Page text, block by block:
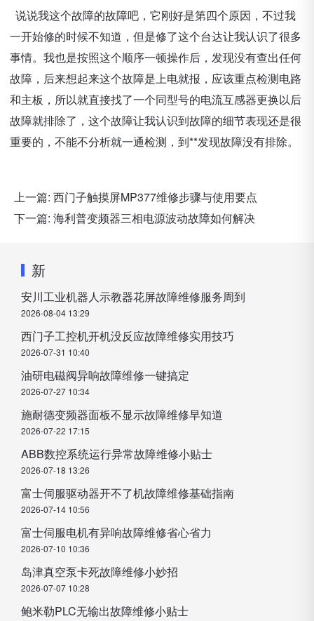
说说我这个故障的故障吧，它刚好是第四个原因，不过我
一开始修的时候不知道，但是修了这个台达让我认识了很多
事情。我也是按照这个顺序一顿操作后，发现没有查出任何
故障，后来想起来这个故障是上电就报，应该重点检测电路
和主板，所以就直接找了一个同型号的电流互感器更换以后
故障就排除了，这个故障让我认识到故障的细节表现还是很
重要的，不能不分析就一通检测，到**发现故障没有排除。
上一篇: 西门子触摸屏MP377维修步骤与使用要点
下一篇: 海利普变频器三相电源波动故障如何解决
新
安川工业机器人示教器花屏故障维修服务周到
2026-08-04 13:29
西门子工控机开机没反应故障维修实用技巧
2026-07-31 10:40
油研电磁阀异响故障维修一键搞定
2026-07-27 10:34
施耐德变频器面板不显示故障维修早知道
2026-07-22 17:15
ABB数控系统运行异常故障维修小贴士
2026-07-18 13:26
富士伺服驱动器开不了机故障维修基础指南
2026-07-14 10:56
富士伺服电机有异响故障维修省心省力
2026-07-10 10:36
岛津真空泵卡死故障维修小妙招
2026-07-07 10:28
鲍米勒PLC无输出故障维修小贴士